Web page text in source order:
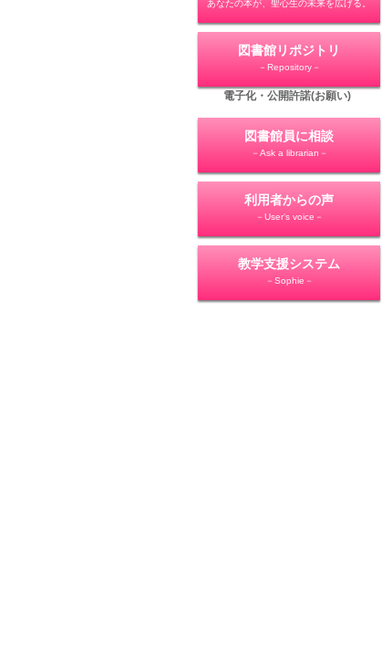
あなたの本が、聖心生の未来を広げる。
図書館リポジトリ
－Repository－
電子化・公開許諾(お願い)
図書館員に相談
－Ask a librarian－
利用者からの声
－User's voice－
教学支援システム
－Sophie－